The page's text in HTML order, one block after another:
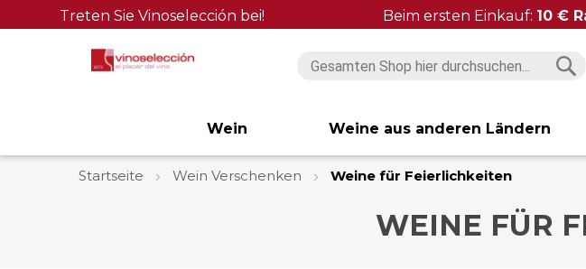
Treten Sie Vinoselección bei! Beim ersten Einkauf: 10 €
Wein Weine aus anderen Ländern
Startseite Wein Verschenken Weine für Feierlichkeiten
WEINE FÜR